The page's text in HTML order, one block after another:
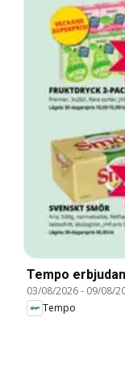
Tempo
03/08/2026- 09/08/
Tempo